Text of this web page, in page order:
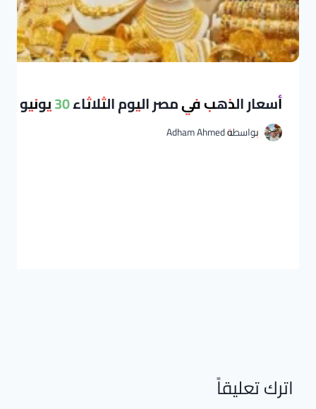
أسعار الذهب في مصر اليوم الثلاثاء 30 يونيو 2026: تراجع مستمر وعيار 21 يهبط مجدداً
بواسطةAdham Ahmed
اترك تعليقاً